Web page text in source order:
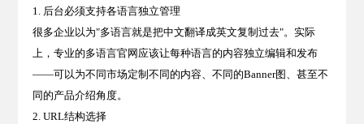
1. 后台必须支持各语言独立管理
很多企业以为"多语言就是把中文翻译成英文复制过去"。实际
上，专业的多语言官网应该让每种语言的内容独立编辑和发布
——可以为不同市场定制不同的内容、不同的Banner图、甚至不
同的产品介绍角度。
2. URL结构选择